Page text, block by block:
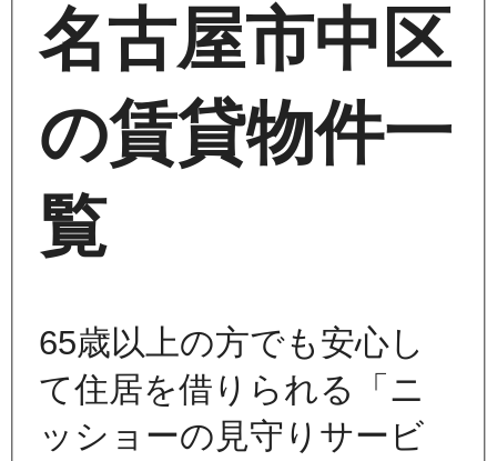
名古屋市中区
の賃貸物件一
覧
65歳以上の方でも安心し
て住居を借りられる「ニ
ッショーの見守りサービ